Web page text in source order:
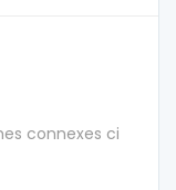
connexes ci